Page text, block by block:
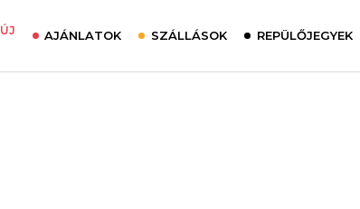
ÚJ AJÁNLATOK SZÁLLÁSOK REPÜLŐJEGYEK